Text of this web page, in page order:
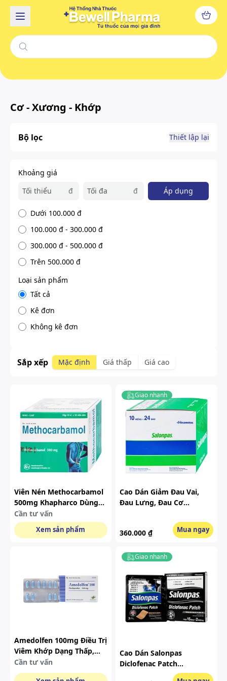
Cơ - Xương - Khớp
Bộ lọc Thiết lập lại
Khoảng giá
đ
đ Áp dụng
Dưới 100.000 đ
100.000 đ - 300.000 đ
300.000 đ - 500.000 đ
Trên 500.000 đ
Loại sản phẩm
Tất cả
Kê đơn
Không kê đơn
Sắp xếp Mặc định Giá thấp Giá cao
Viên Nén Methocarbamol
500mg Khapharco Dùng
Trong Điều Trị Tạm Thời
Các Cơn Đau, Co Cơ, Bong
Gân (10 Vỉ X 10 Viên)
Cần tư vấn
Xem sản phẩm
Giao nhanh
Cao Dán Giảm Đau Vai,
Đau Lưng, Đau Cơ
Gói X 10 Miếng)
360.000 ₫
Mua ngay
Amedolfen 100mg Điều Trị
Viêm Khớp Dạng Thấp,
Thoái Hóa Khớp Hộp 3 Vỉ
X 10 Viên
Cần tư vấn
Giao nhanh
Cao Dán Salonpas
Diclofenac Patch
Hisamitsu Giúp Giảm Đau